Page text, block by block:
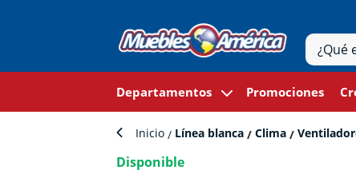
Departamentos Promociones
Inicio Línea blanca Clima
Disponible